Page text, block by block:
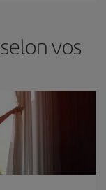
vos